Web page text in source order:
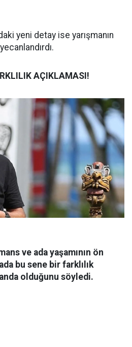
yeni detay ise yarışmanın
AÇIKLAMASI!
ve ada yaşamının ön
bu sene bir farklılık
olduğunu söyledi.